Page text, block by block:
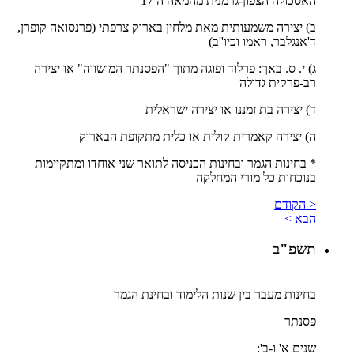
ב) יצירה משמעותית מאת מלחין בארוק צרפתי (פרנסואה קופרן,
ד'אנגלבר, ראמו וכיו''ב)
ג) י. ס. באך: פרלוד ופוגה מתוך "הפסנתר המושווה" או יצירה
רב-פרקית גדולה
ד) יצירה בת זמננו או יצירה ישראלית
ה) יצירה קאמרית קולית או כלית מתקופת הבארוק
* בחינות הגמר ובחינות הכניסה לתואר שני אוחדו ומתקיימות
בנוכחות כל מורי המחלקה
< הקודם
הבא >
תשפ"ב
בחינות מעבר בין שנות הלימוד ובחינת הגמר
פסנתר
שנים א' ו-ב':